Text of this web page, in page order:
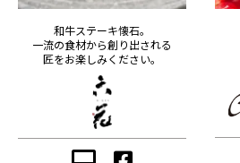
和牛ステーキ懐石。
一流の食材から創り出される
匠をお楽しみください。